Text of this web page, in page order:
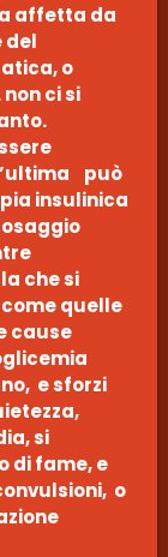
affetta da
del
o
ci si
può
insulinica
che si
quelle
cause
e sforzi
si
di fame, e
o